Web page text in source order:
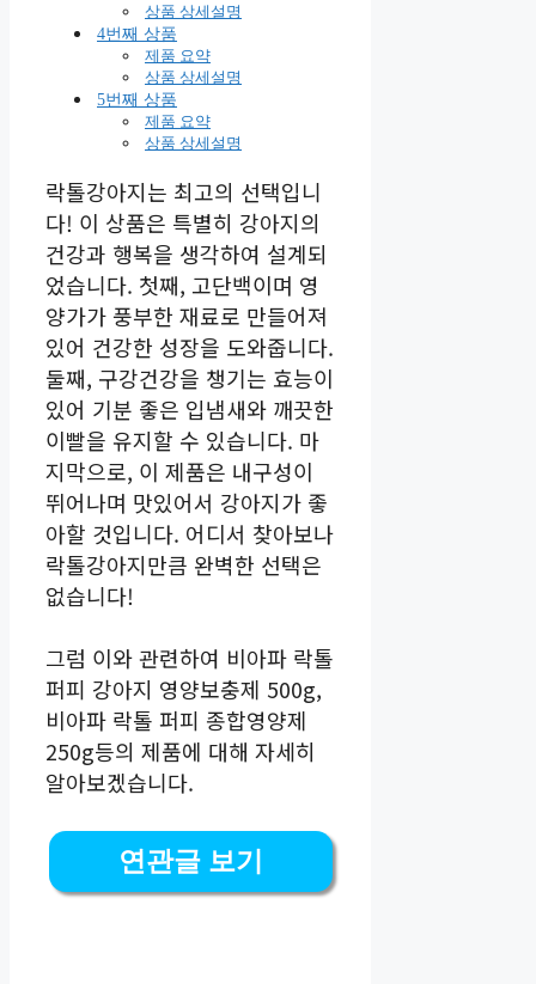
상품 상세설명
4번째 상품
제품 요약
상품 상세설명
5번째 상품
제품 요약
상품 상세설명
락톨강아지는 최고의 선택입니
다! 이 상품은 특별히 강아지의
건강과 행복을 생각하여 설계되
었습니다. 첫째, 고단백이며 영
양가가 풍부한 재료로 만들어져
있어 건강한 성장을 도와줍니다.
둘째, 구강건강을 챙기는 효능이
있어 기분 좋은 입냄새와 깨끗한
이빨을 유지할 수 있습니다. 마
지막으로, 이 제품은 내구성이
뛰어나며 맛있어서 강아지가 좋
아할 것입니다. 어디서 찾아보나
락톨강아지만큼 완벽한 선택은
없습니다!
그럼 이와 관련하여 비아파 락톨
퍼피 강아지 영양보충제 500g,
비아파 락톨 퍼피 종합영양제
250g등의 제품에 대해 자세히
알아보겠습니다.
연관글 보기